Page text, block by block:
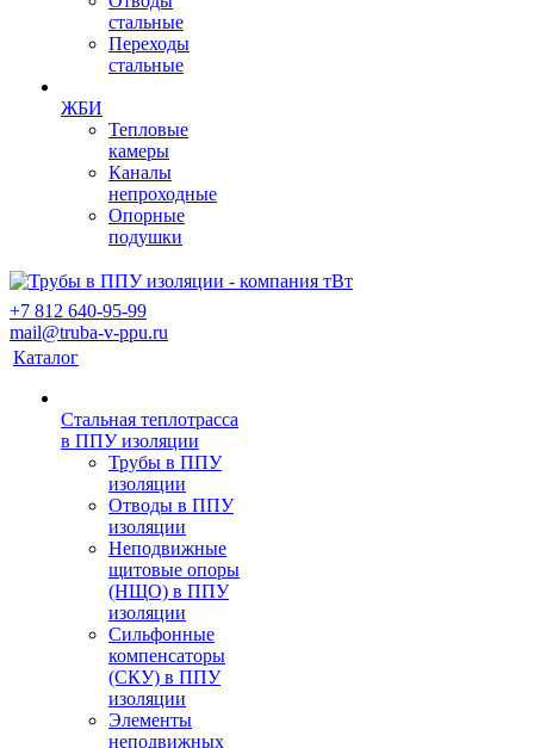
стальные
Переходы
стальные
ЖБИ
Тепловые
камеры
Каналы
непроходные
Опорные
подушки
+7 812 640-95-99
mail@truba-v-ppu.ru
Каталог
Стальная теплотрасса
в ППУ изоляции
Трубы в ППУ
изоляции
Отводы в ППУ
изоляции
Неподвижные
щитовые опоры
(НЩО) в ППУ
изоляции
Cильфонные
компенсаторы
(СКУ) в ППУ
изоляции
Элементы
неподвижных